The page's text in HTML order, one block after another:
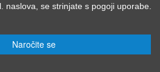
naslova, se strinjate s pogoji uporabe.
Naročite se